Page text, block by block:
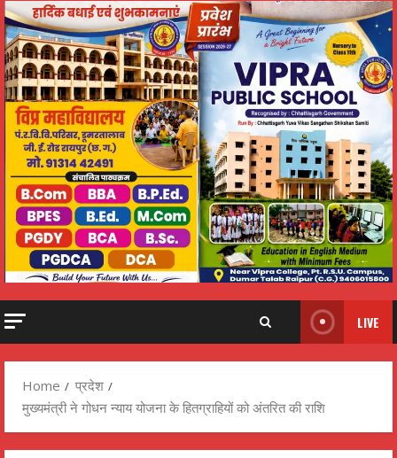
LIVE
Home
प्रदेश
मुख्यमंत्री ने गोधन न्याय योजना के हितग्राहियों को अंतरित की राशि